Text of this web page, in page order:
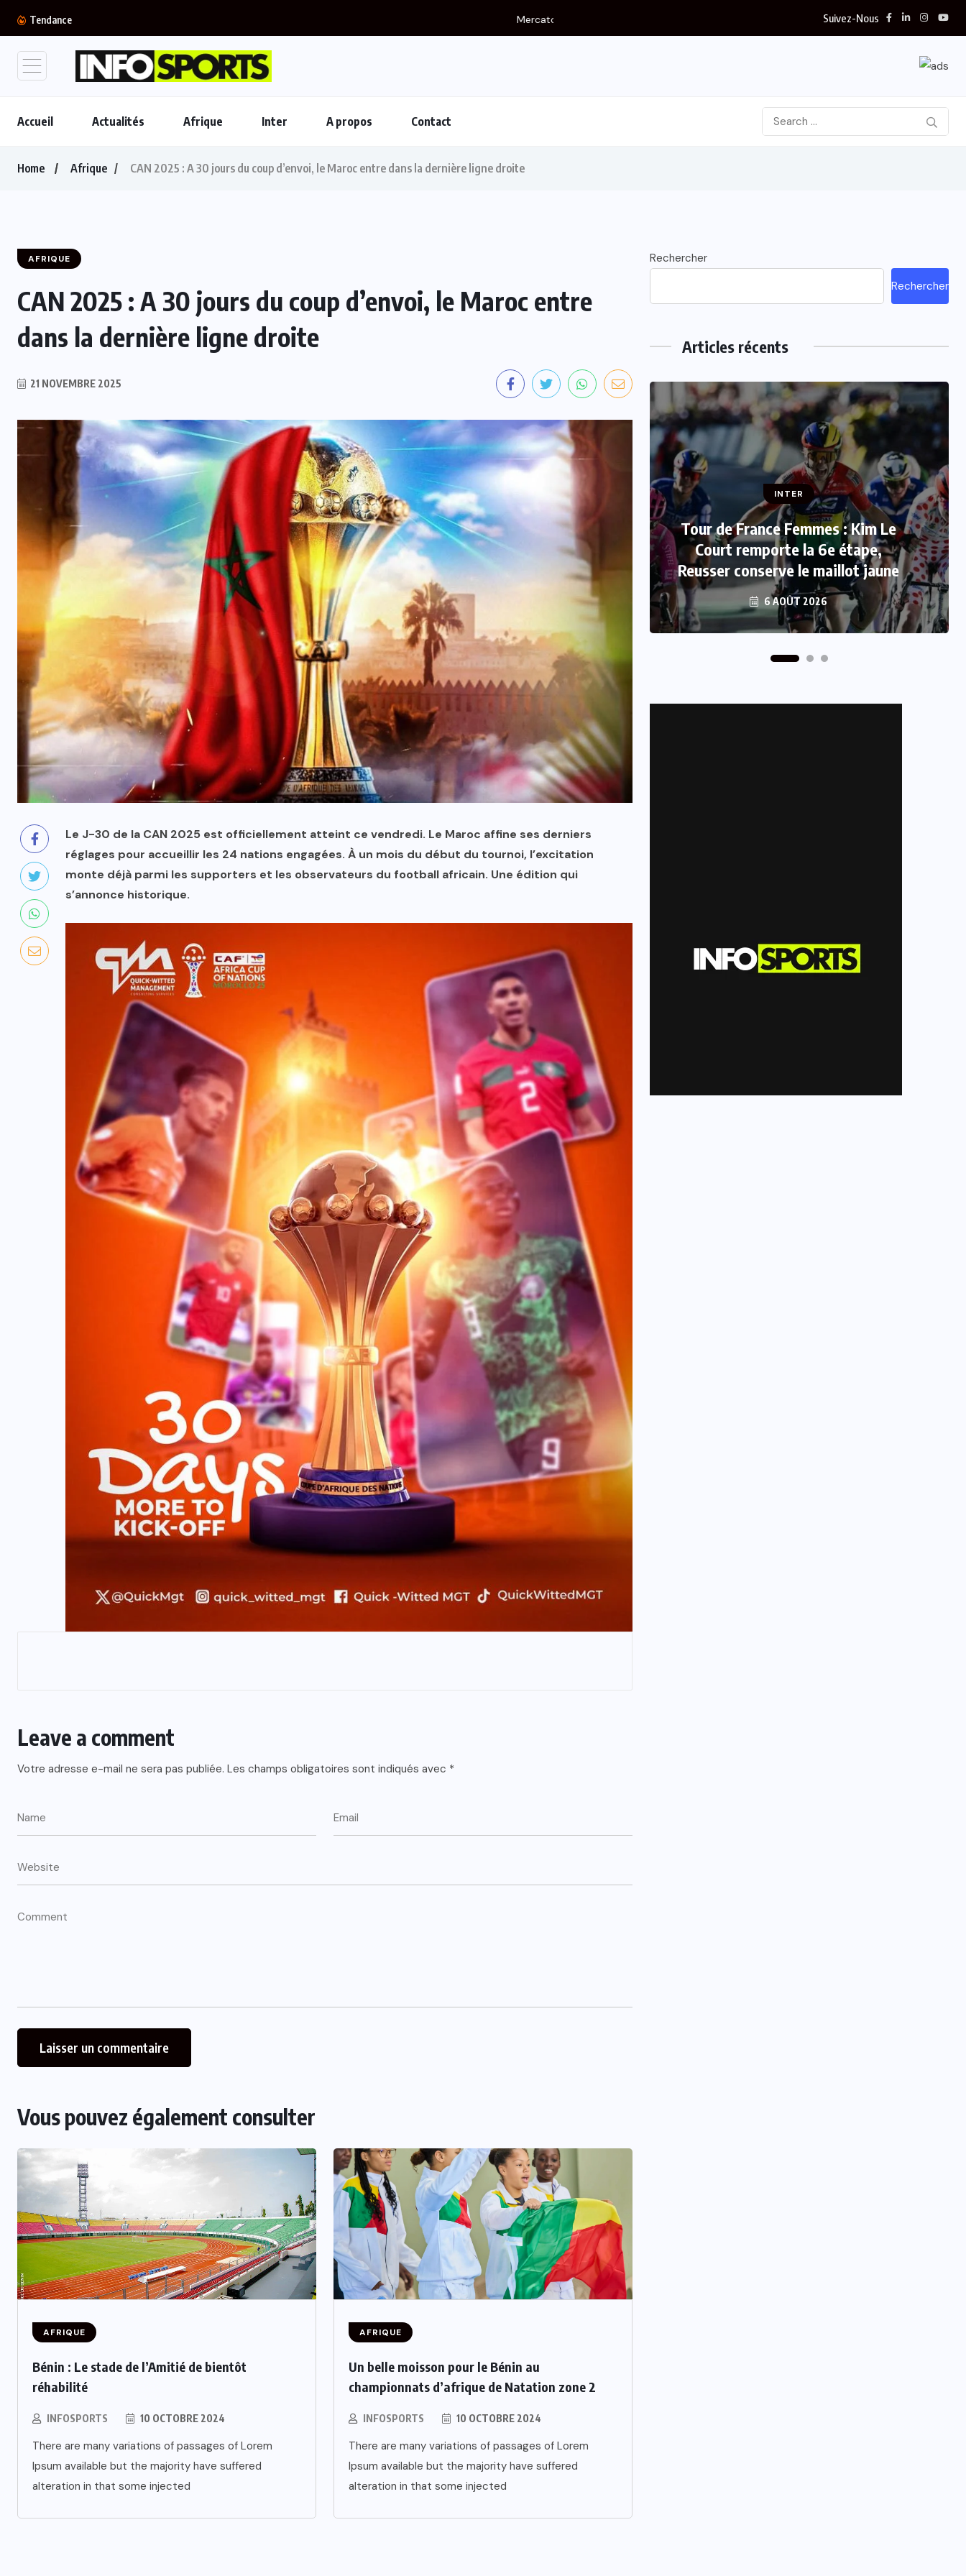
Tendance Suivez-Nous
Accueil Actualités Afrique Inter A propos Contact
Home Afrique CAN 2025 : A 30 jours du coup d’envoi, le Maroc entre dans la dernière ligne droite
AFRIQUE
CAN 2025 : A 30 jours du coup d’envoi, le Maroc entre
dans la dernière ligne droite
21 NOVEMBRE 2025
Le J-30 de la CAN 2025 est officiellement atteint ce vendredi. Le Maroc affine ses derniers
réglages pour accueillir les 24 nations engagées. À un mois du début du tournoi, l’excitation
monte déjà parmi les supporters et les observateurs du football africain. Une édition qui
s’annonce historique.
Leave a comment
Votre adresse e-mail ne sera pas publiée. Les champs obligatoires sont indiqués avec *
Vous pouvez également consulter
AFRIQUE
Bénin : Le stade de l’Amitié de bientôt
réhabilité
INFOSPORTS 10 OCTOBRE 2024
There are many variations of passages of Lorem
Ipsum available but the majority have suffered
alteration in that some injected
AFRIQUE
Un belle moisson pour le Bénin au
championnats d’afrique de Natation zone 2
INFOSPORTS 10 OCTOBRE 2024
There are many variations of passages of Lorem
Ipsum available but the majority have suffered
alteration in that some injected
Rechercher
Rechercher
Articles récents
Mercato : Le Real Madrid s’offre
Yan Diomandé pour 140 M€
6 AOÛT 2026
INTER
Tour de France Femmes : Kim Le
Court remporte la 6e étape,
Reusser conserve le maillot jaune
INTER
Mercato : Mohamed Salah rejoint
Trabzonspor
6 AOÛT 2026